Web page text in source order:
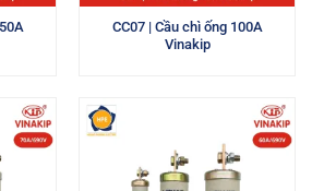
CC07 | Cầu chì ống 100A
Vinakip